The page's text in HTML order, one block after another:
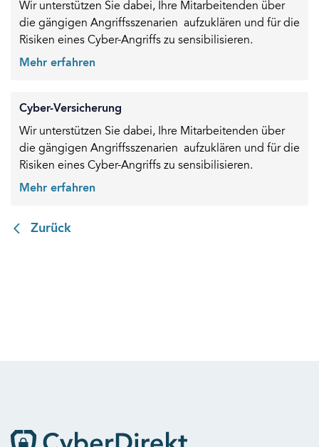
Wir unterstützen Sie dabei, Ihre Mitarbeitenden über
die gängigen Angriffsszenarien aufzuklären und für die
Risiken eines Cyber-Angriffs zu sensibilisieren.
Mehr erfahren
Cyber-Versicherung
Wir unterstützen Sie dabei, Ihre Mitarbeitenden über
die gängigen Angriffsszenarien aufzuklären und für die
Risiken eines Cyber-Angriffs zu sensibilisieren.
Mehr erfahren
Zurück